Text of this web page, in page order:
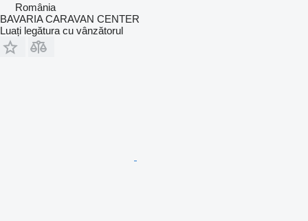
România
BAVARIA CARAVAN CENTER
Luați legătura cu vânzătorul